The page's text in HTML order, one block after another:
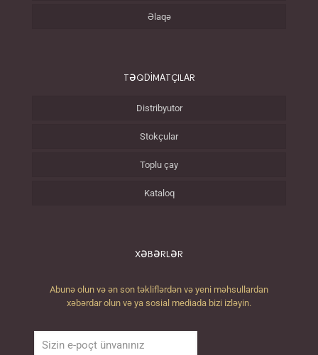
Əlaqə
TƏQDİMATÇILAR
Distribyutor
Stokçular
Toplu çay
Kataloq
XƏBƏRLƏR
Abunə olun və ən son təkliflərdən və yeni məhsullardan
xəbərdar olun və ya sosial mediada bizi izləyin.